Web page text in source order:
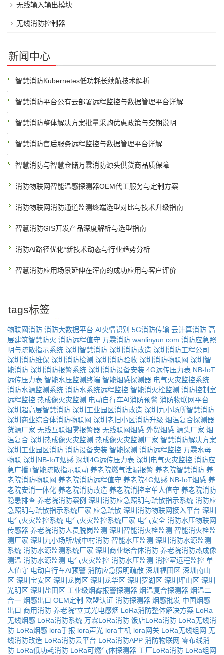
无线输入输出模块
无线消防控制器
新闻中心
智慧消防Kubernetes低功耗长续航技术解析
智慧消防平台公有云部署远程监控与数据管理平台详解
智慧消防整体解决方案批量采购优惠政策与交期说明
智慧消防售后服务远程监控与数据管理平台详解
智慧消防与智慧仓储万霖消防源头供货商品质保障
消防物联网智能温感探测器OEM代工服务与定制方案
消防物联网消防通道监测终端选型对比与技术升级指南
智慧消防GIS开发产品深度解析与选型指南
消防AI路径优化*新技术动态与行业趋势分析
智慧消防应用场景延伸在浑南的成功应用与客户评价
tags标签
物联网消防 消防大数据平台 AI火情识别 5G消防传输 云计算消防 高
层建筑智慧防火 消防远程值守 万霖消防 wanlinyun.com 消防应急照
明与疏散指示系统 深圳智慧消防 深圳消防改造 深圳消防工程公司
深圳消防维保 深圳消防检测 深圳消防验收 深圳消防物联网 深圳智
能消防 深圳消防报警系统 深圳消防设备安装 4G远传压力表 NB-IoT
远传压力表 智能水压监测终端 智能烟感探测器 电气火灾监控系统
消防水源监测系统 消防水系统远程监控 智能消火栓监测 消防控制室
远程监控 热成像火灾监测 电动自行车AI消防预警 消防物联网平台
深圳超高层智慧消防 深圳工业园区消防改造 深圳九小场所智慧消防
深圳商业综合体消防物联网 深圳老旧小区消防升级 烟温复合探测器
货源厂家 无线互联烟雾报警器 无线联网烟感 外贸烟感 源头厂家 烟
温复合 深圳热成像火灾监测 热成像火灾监测厂家 智慧消防解决方案
深圳工业园区消防 消防设备安装 智能探测 消防远程监控 万霖水母
物联 深圳NB-IoT烟感 深圳4G远传压力表 深圳电气火灾监控 消防应
急广播+智能疏散指示联动 养老院燃气泄漏报警 养老院智慧消防 养
老院消防物联网 养老院消防远程值守 养老院4G烟感 NB-IoT烟感 养
老院安消一体化 养老院消防改造 养老院消控室单人值守 养老院消防
隐患排查 养老院消防案例 深圳消防应急照明与疏散指示系统 消防应
急照明与疏散指示系统厂家 应急疏散 深圳消防物联网接入平台 深圳
电气火灾监控系统 电气火灾监控系统厂家 电气安全 消防水压物联网
传感器 养老院消防人员脱岗监测 深圳智能消火栓监测 智能消火栓监
测厂家 深圳九小场所/城中村消防 智能水压监测 深圳消防水源监测
系统 消防水源监测系统厂家 深圳商业综合体消防 养老院消防热成像
测温 消防水源监测 电气火灾监控 消防水压监测 消控室远程监控 单
人值守 电动自行车AI预警 消防应急照明疏散 深圳福田区 深圳南山
区 深圳宝安区 深圳龙岗区 深圳龙华区 深圳罗湖区 深圳坪山区 深圳
光明区 深圳盐田区 工业级烟雾报警探测器 烟温复合探测器 烟温二
合一 烟感出口 OEM定制 欧盟认证 消防探测器 烟感批发 中国烟感
出口 商用消防 养老院*立式光电感烟 LoRa消防整体解决方案 LoRa
无线烟感 LoRa消防系统 万霖LoRa消防 饭店LoRa消防 LoRa无线消
防 LoRa烟感 lora手报 lora声光 lora主机 lora网关 LoRa无线组网 无
线消防改造 LoRa消防云平台 LoRa消防APP 消防物联网 零布线消
防 LoRa低功耗消防 LoRa可燃气体探测器 工厂LoRa消防 LoRa组网